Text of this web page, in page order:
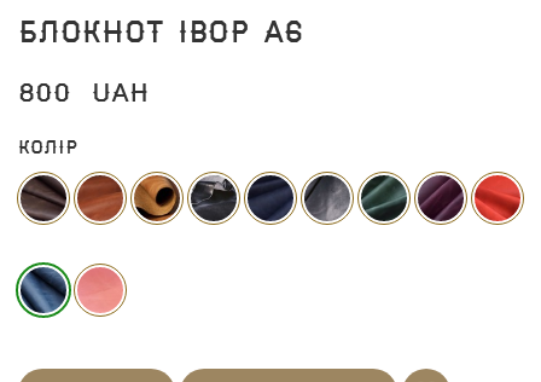
Блокнот Iвор А6
800 UAH
Колір